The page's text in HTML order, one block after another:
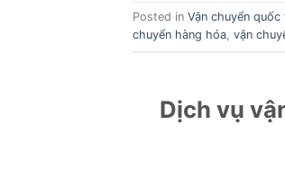
Posted in Vận chuyển quốc
chuyển hàng hóa, vận
Dịch vụ